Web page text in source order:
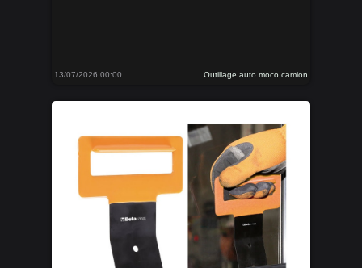
13/07/2026 00:00 Outillage auto moco camion